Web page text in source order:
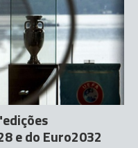
e do Euro2032